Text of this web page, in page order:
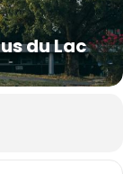
du Lac